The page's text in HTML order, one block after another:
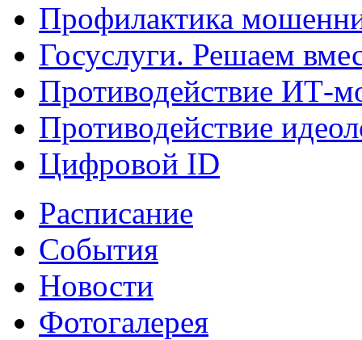
Профилактика
Госуслуги. Решаем
Противодействие ИТ-
Противодействие
Цифровой ID
Расписание
События
Новости
Фотогалерея